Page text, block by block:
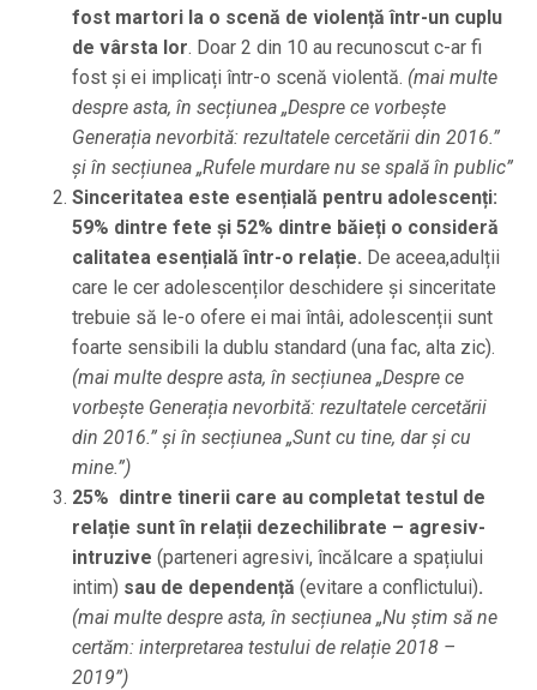
fost martori la o scenă de violență într-un cuplu
de vârsta lor. Doar 2 din 10 au recunoscut c-ar fi
fost și ei implicați într-o scenă violentă. (mai multe
despre asta, în secțiunea „Despre ce vorbește
Generația nevorbită: rezultatele cercetării din 2016.”
și în secțiunea „Rufele murdare nu se spală în public”
Sinceritatea este esențială pentru adolescenți:
59% dintre fete și 52% dintre băieți o consideră
calitatea esențială într-o relație. De aceea,adulții
care le cer adolescenților deschidere și sinceritate
trebuie să le-o ofere ei mai întâi, adolescenții sunt
foarte sensibili la dublu standard (una fac, alta zic).
(mai multe despre asta, în secțiunea „Despre ce
vorbește Generația nevorbită: rezultatele cercetării
din 2016.” și în secțiunea „Sunt cu tine, dar și cu
mine.”)
25% dintre tinerii care au completat testul de
relație sunt în relații dezechilibrate – agresiv-
intruzive (parteneri agresivi, încălcare a spațiului
intim) sau de dependență (evitare a conflictului).
(mai multe despre asta, în secțiunea „Nu știm să ne
certăm: interpretarea testului de relație 2018 –
2019”)